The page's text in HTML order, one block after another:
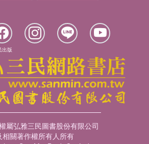
出版
屬弘雅三民圖書股份有限公司
相關著作權所有人所有